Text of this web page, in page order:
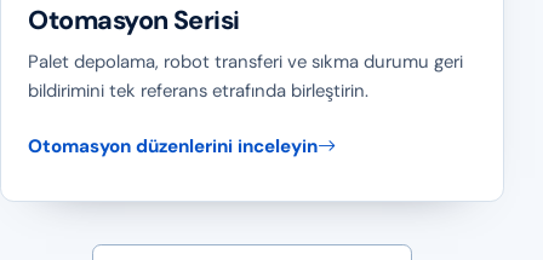
Otomasyon Serisi
Palet depolama, robot transferi ve sıkma durumu geri
bildirimini tek referans etrafında birleştirin.
Otomasyon düzenlerini inceleyin